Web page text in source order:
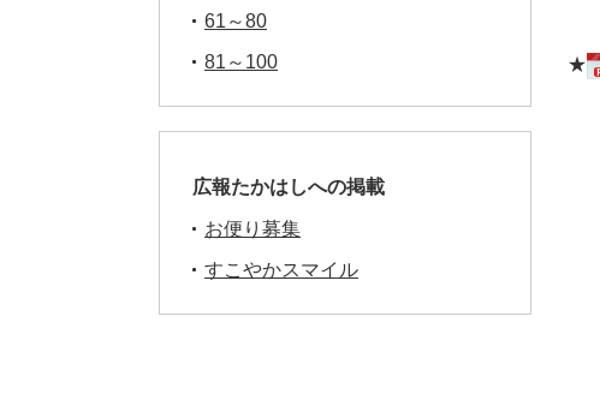
★
○
61～80
81～100
広報たかはしへの掲載
お便り募集
すこやかスマイル